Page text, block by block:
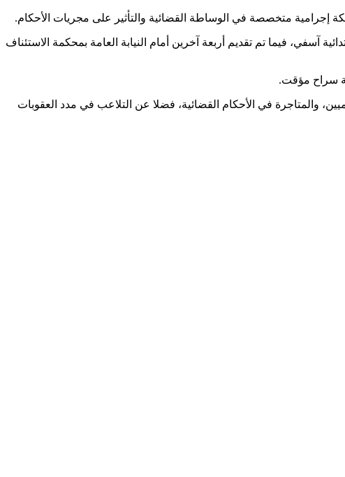
آسفي، فيما تم تقديم أربعة آخرين أمام النيابة العامة بمحكمة الاستئناف
سراح مؤقت.
والمتاجرة في الأحكام القضائية، فضلا عن التلاعب في مدد العقوبات